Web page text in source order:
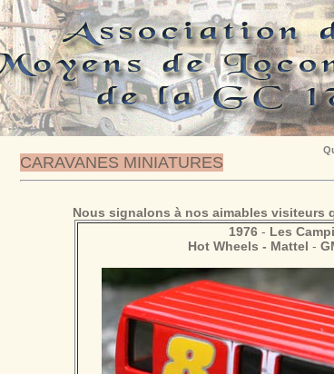
CARAVANES MINIATURES
Nous signalons à nos aimables visiteurs
1976 - Les
Hot Wheels - Mattel -